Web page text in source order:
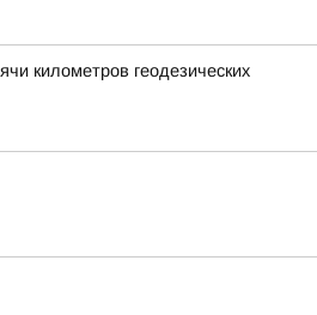
километров геодезических